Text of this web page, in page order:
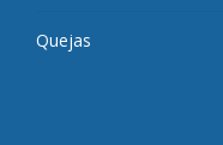
Quejas